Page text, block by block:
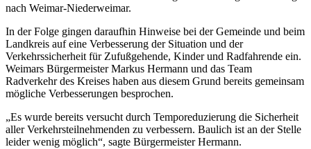
nach Weimar-Niederweimar.
In der Folge gingen daraufhin Hinweise bei der Gemeinde und beim
Landkreis auf eine Verbesserung der Situation und der
Verkehrssicherheit für Zufußgehende, Kinder und Radfahrende ein.
Weimars Bürgermeister Markus Hermann und das Team
Radverkehr des Kreises haben aus diesem Grund bereits gemeinsam
mögliche Verbesserungen besprochen.
„Es wurde bereits versucht durch Temporeduzierung die Sicherheit
aller Verkehrsteilnehmenden zu verbessern. Baulich ist an der Stelle
leider wenig möglich“, sagte Bürgermeister Hermann.